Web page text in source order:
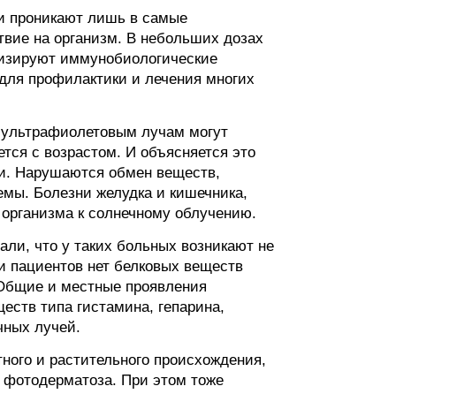
проникают лишь в самые
на организм. В небольших дозах
иммунобиологические
профилактики и лечения многих
лучам могут
с возрастом. И объясняется это
Нарушаются обмен веществ,
Болезни желудка и кишечника,
к солнечному облучению.
что у таких больных возникают не
пациентов нет белковых веществ
и местные проявления
типа гистамина, гепарина,
лучей.
и растительного происхождения,
фотодерматоза. При этом тоже